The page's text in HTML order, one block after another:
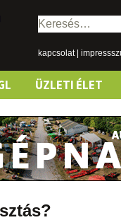
Keresés:
kapcsolat|
ÜZLETI ÉLET